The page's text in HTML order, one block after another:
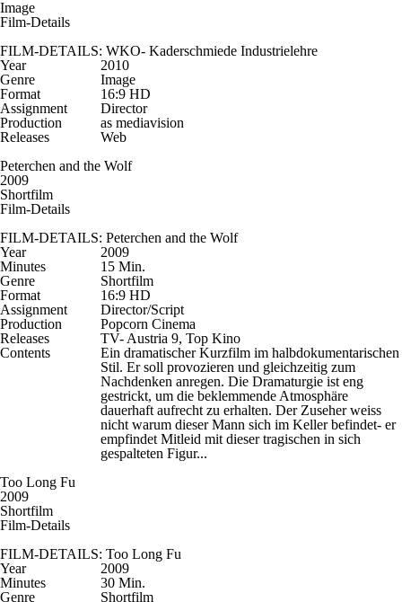
Image
Film-Details
FILM-DETAILS: WKO- Kaderschmiede Industrielehre
Year
2010
Genre
Image
Format
16:9 HD
Assignment
Director
Production
as mediavision
Releases
Web
Peterchen and the Wolf
2009
Shortfilm
Film-Details
FILM-DETAILS: Peterchen and the Wolf
Year
2009
Minutes
15 Min.
Genre
Shortfilm
Format
16:9 HD
Assignment
Director/Script
Production
Popcorn Cinema
Releases
TV- Austria 9, Top Kino
Contents
Ein dramatischer Kurzfilm im halbdokumentarischen
Stil. Er soll provozieren und gleichzeitig zum
Nachdenken anregen. Die Dramaturgie ist eng
gestrickt, um die beklemmende Atmosphäre
dauerhaft aufrecht zu erhalten. Der Zuseher weiss
nicht warum dieser Mann sich im Keller befindet- er
empfindet Mitleid mit dieser tragischen in sich
gespalteten Figur...
Too Long Fu
2009
Shortfilm
Film-Details
FILM-DETAILS: Too Long Fu
Year
2009
Minutes
30 Min.
Genre
Shortfilm